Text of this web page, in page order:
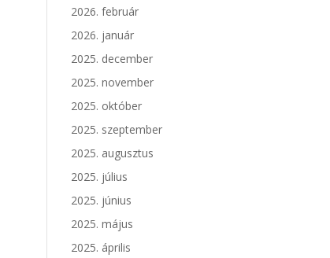
2026. február
2026. január
2025. december
2025. november
2025. október
2025. szeptember
2025. augusztus
2025. július
2025. június
2025. május
2025. április